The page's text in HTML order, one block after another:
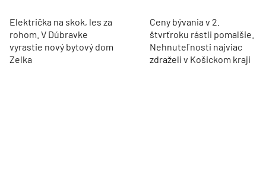
Električka na skok, les za
rohom. V Dúbravke
vyrastie nový bytový dom
Zelka
Ceny bývania v 2.
štvrťroku rástli pomalšie.
Nehnuteľnosti najviac
zdraželi v Košickom kraji